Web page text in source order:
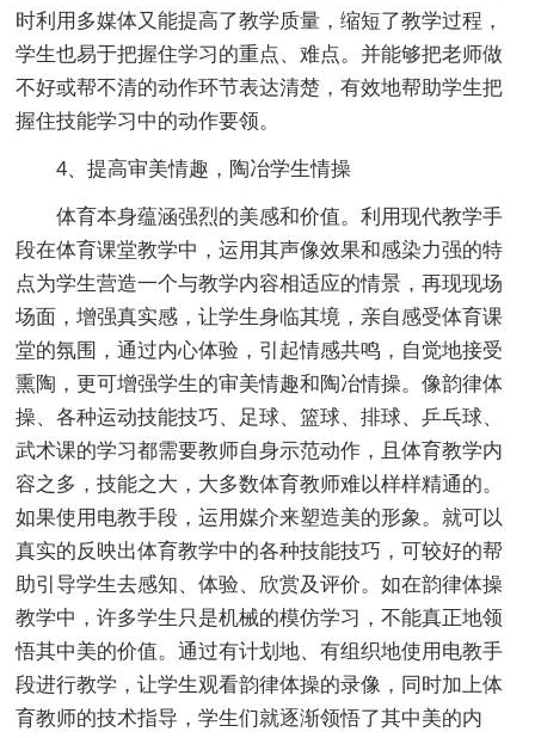
时利用多媒体又能提高了教学质量，缩短了教学过程，
学生也易于把握住学习的重点、难点。并能够把老师做
不好或帮不清的动作环节表达清楚，有效地帮助学生把
握住技能学习中的动作要领。
4、提高审美情趣，陶冶学生情操
体育本身蕴涵强烈的美感和价值。利用现代教学手
段在体育课堂教学中，运用其声像效果和感染力强的特
点为学生营造一个与教学内容相适应的情景，再现现场
场面，增强真实感，让学生身临其境，亲自感受体育课
堂的氛围，通过内心体验，引起情感共鸣，自觉地接受
熏陶，更可增强学生的审美情趣和陶冶情操。像韵律体
操、各种运动技能技巧、足球、篮球、排球、乒乓球、
武术课的学习都需要教师自身示范动作，且体育教学内
容之多，技能之大，大多数体育教师难以样样精通的。
如果使用电教手段，运用媒介来塑造美的形象。就可以
真实的反映出体育教学中的各种技能技巧，可较好的帮
助引导学生去感知、体验、欣赏及评价。如在韵律体操
教学中，许多学生只是机械的模仿学习，不能真正地领
悟其中美的价值。通过有计划地、有组织地使用电教手
段进行教学，让学生观看韵律体操的录像，同时加上体
育教师的技术指导，学生们就逐渐领悟了其中美的内